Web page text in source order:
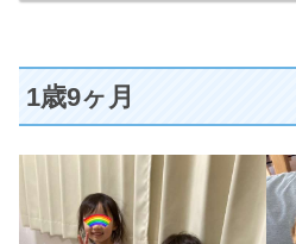
1歳9ヶ月